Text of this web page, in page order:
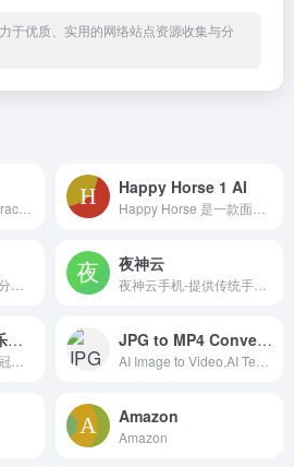
于优质、实用的网络站点资源收集与分
Happy Horse 1 AI
夜神云
ACE-Step 1.5音乐生成 JPG to MP4 Converter
Amazon
Amazon